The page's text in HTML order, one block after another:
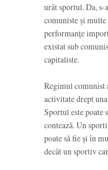
urât sportul. Da,
comuniste și
performanțe
existat sub
capitaliste.
Regimul comunist
activitate drept
Sportul este poate
contează. Un
poate să fie și în
decât un sportiv